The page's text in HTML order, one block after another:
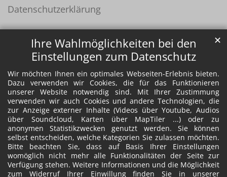
Ihre Wahlmöglichkeiten bei den
Einstellungen zum Datenschutz
Wir möchten Ihnen ein optimales Webseiten-Erlebnis bieten.
Dazu verwenden wir Cookies, die für das Funktionieren
unserer Website notwendig sind. Mit Ihrer Zustimmung
verwenden wir auch Cookies und andere Technologien, die
zur Anzeige externer Inhalte (Videos über Youtube, Audios
über Soundcloud, Karten über MapTiler ...) oder zu
anonymen Statistikzwecken genutzt werden. Sie können
selbst entscheiden, welche Kategorien Sie zulassen möchten.
Bitte beachten Sie, dass auf Basis Ihrer Einstellungen
womöglich nicht mehr alle Funktionalitäten der Seite zur
Verfügung stehen. Weitere Informationen und die Möglichkeit
zum Widerruf Ihrer Einwillung finden Sie in unserer
✕
Datenschutzerklärung